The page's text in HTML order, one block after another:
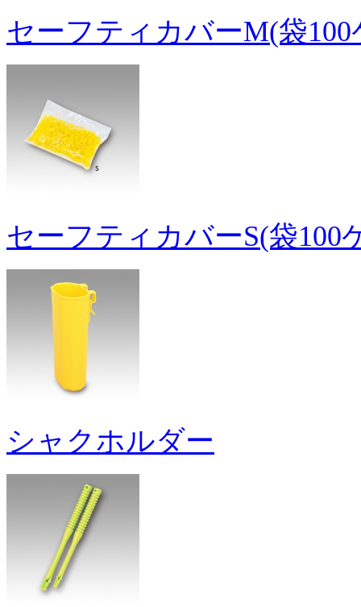
セーフティカバーM(袋100
セーフティカバーS(袋100
シャクホルダー